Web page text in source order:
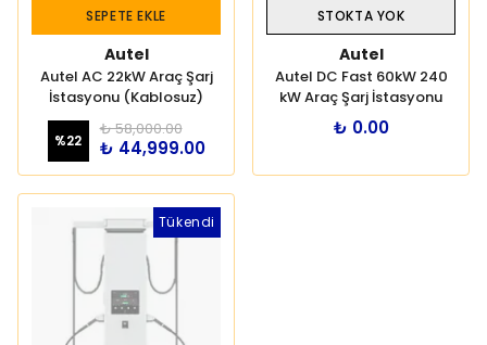
SEPETE EKLE
Autel
Autel AC 22kW Araç Şarj
İstasyonu (Kablosuz)
%22
₺ 58,000.00
₺ 44,999.00
STOKTA YOK
Autel
Autel DC Fast 60kW 240
kW Araç Şarj İstasyonu
₺ 0.00
Tükendi